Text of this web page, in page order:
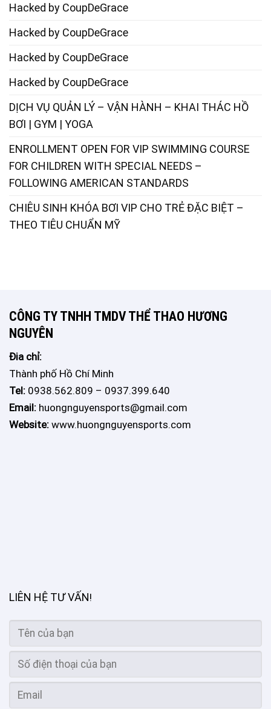
Hacked by CoupDeGrace
Hacked by CoupDeGrace
Hacked by CoupDeGrace
Hacked by CoupDeGrace
DỊCH VỤ QUẢN LÝ – VẬN HÀNH – KHAI THÁC HỒ
BƠI | GYM | YOGA
ENROLLMENT OPEN FOR VIP SWIMMING COURSE
FOR CHILDREN WITH SPECIAL NEEDS –
FOLLOWING AMERICAN STANDARDS
CHIÊU SINH KHÓA BƠI VIP CHO TRẺ ĐẶC BIỆT –
THEO TIÊU CHUẨN MỸ
CÔNG TY TNHH TMDV THỂ THAO HƯƠNG
NGUYÊN
Đia chỉ:
Thành phố Hồ Chí Minh
Tel: 0938.562.809 – 0937.399.640
Email: huongnguyensports@gmail.com
Website: www.huongnguyensports.com
LIÊN HỆ TƯ VẤN!